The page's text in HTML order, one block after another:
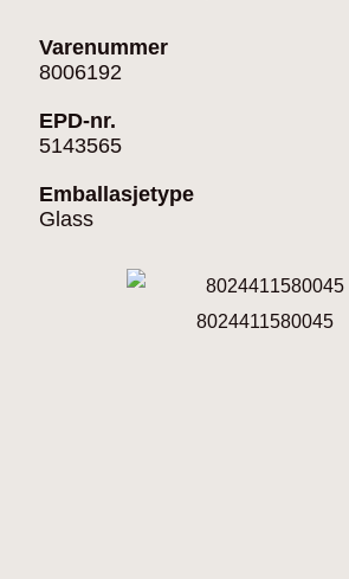
Varenummer
8006192
EPD-nr.
5143565
Emballasjetype
Glass
8024411580045